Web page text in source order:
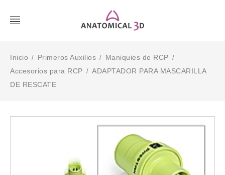
Inicio / Primeros Auxilios / Maniquies de RCP /
Accesorios para RCP / ADAPTADOR PARA MASCARILLA
DE RESCATE